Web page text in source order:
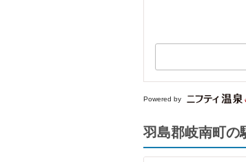
Powered by
羽島郡岐南町の